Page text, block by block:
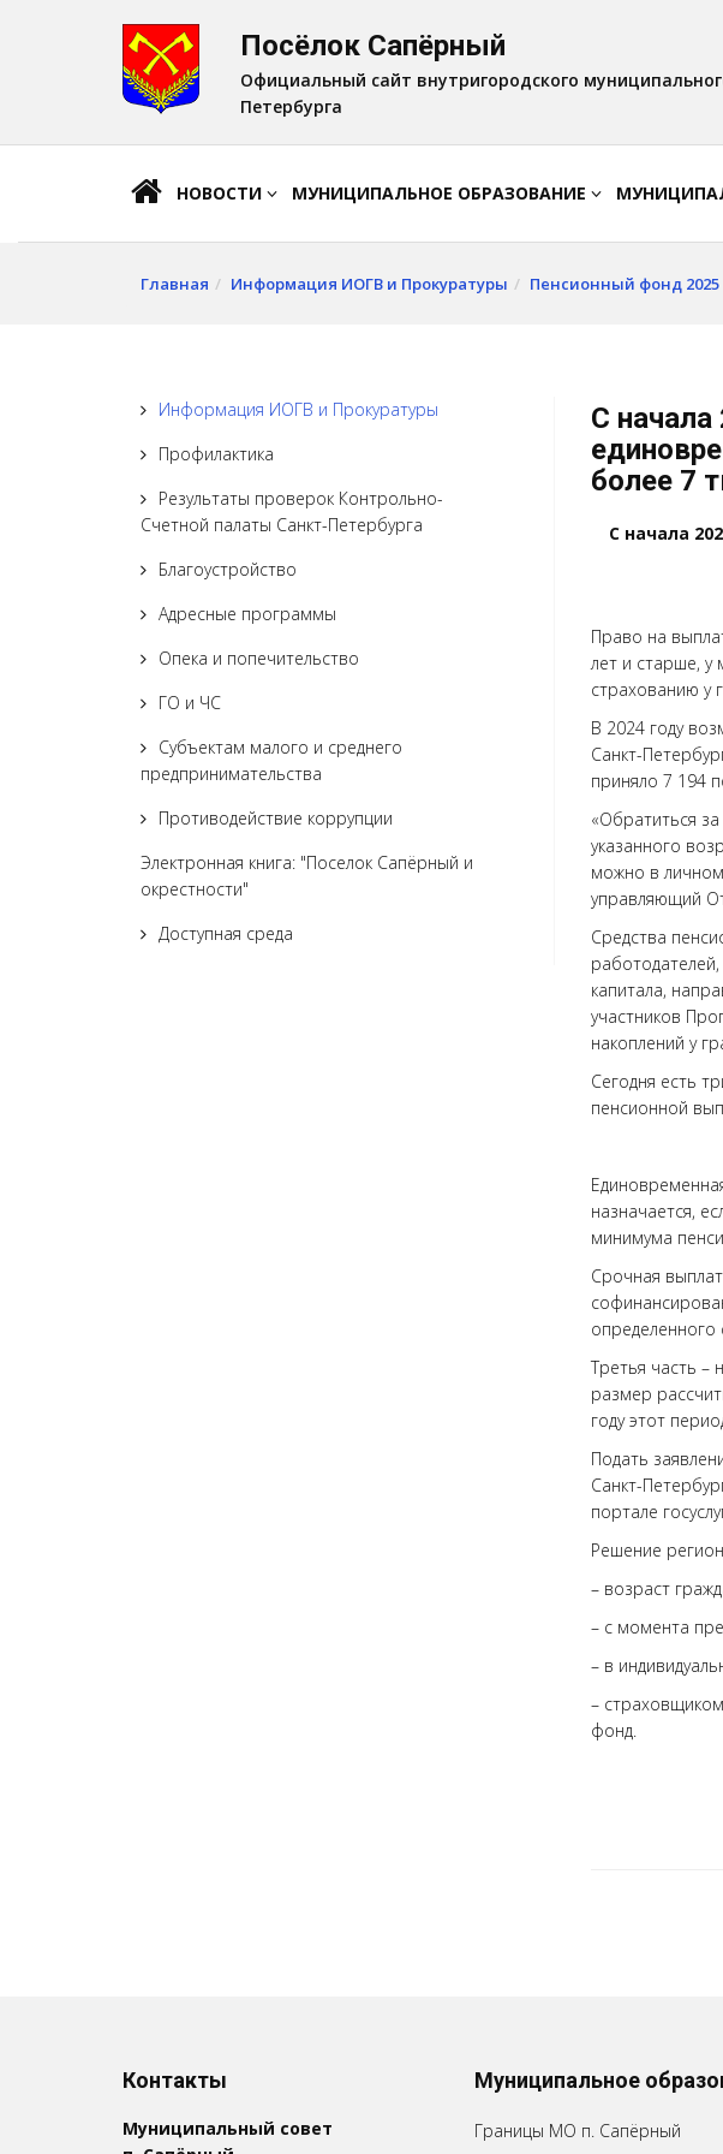
Шрифт:
A A
Посёлок Сапёрный
Официальный сайт внутригородского
Петербурга
НОВОСТИ МУНИЦИПАЛЬНОЕ ОБРАЗОВАНИЕ
Главная Информация ИОГВ и Прокуратуры Пенсионный фонд 2025
Информация ИОГВ и Прокуратуры
Профилактика
Результаты проверок Контрольно-
Счетной палаты Санкт-Петербурга
Благоустройство
Адресные программы
Опека и попечительство
ГО и ЧС
Субъектам малого и среднего
предпринимательства
Противодействие коррупции
Электронная книга: "Поселок Сапёрный и
окрестности"
Доступная среда
С
более 7
С начала
Право на
лет и старше, у
страхованию у
В 2024 году
Санкт-
приняло 7 194
«Обратиться
указанного
можно в личном
управляющий
Средства
капитала,
участников
накоплений у
Сегодня есть
пенсионной
назначается,
минимума
Срочная
определенного
Третья часть –
размер
году этот
Подать
Санкт-
портале
Решение
– возраст
– с момента
– в
–
фонд.
Контакты
Муниципальный совет
Муниципальное
Границы МО п. Сапёрный